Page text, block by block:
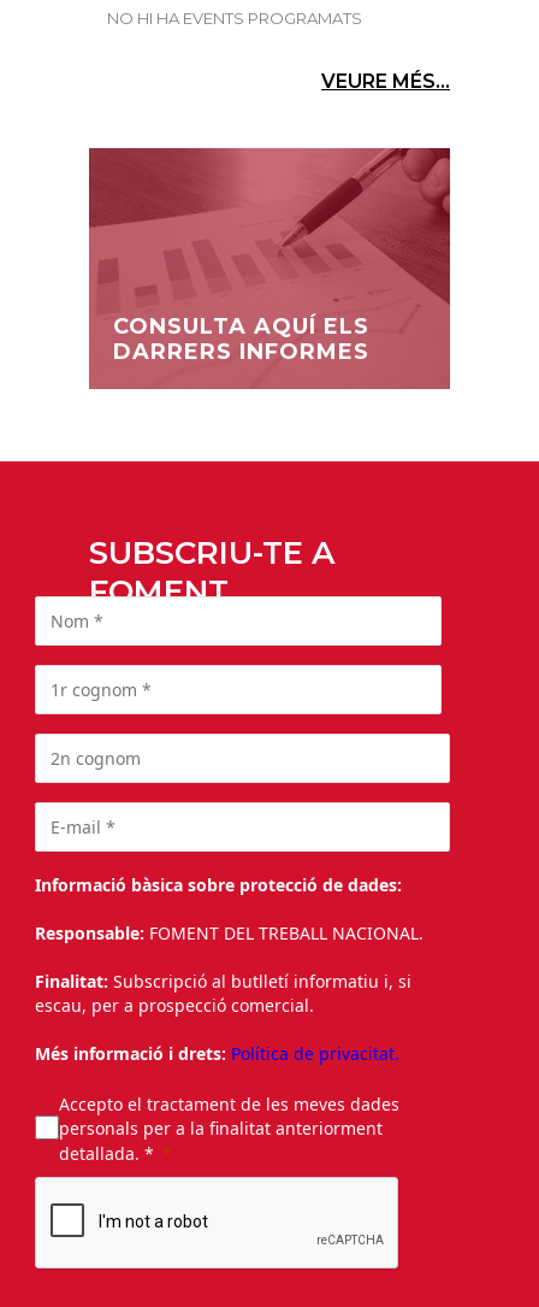
NO HI HA EVENTS PROGRAMATS
VEURE MÉS...
CONSULTA AQUÍ ELS
DARRERS INFORMES
SUBSCRIU-TE A
FOMENT
Informació bàsica sobre protecció de dades:
Responsable: FOMENT DEL TREBALL NACIONAL.
Finalitat: Subscripció al butlletí informatiu i, si
escau, per a prospecció comercial.
Més informació i drets: Política de privacitat.
Accepto el tractament de les meves dades
personals per a la finalitat anteriorment
detallada. *